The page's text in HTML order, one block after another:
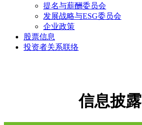
提名与薪酬委员会
发展战略与ESG委员会
企业政策
股票信息
投资者关系联络
信息披露